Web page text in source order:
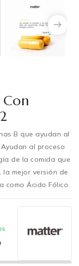
B que ayudan al
al proceso
de la comida que
la mejor versión de
como Ácido Fólico.